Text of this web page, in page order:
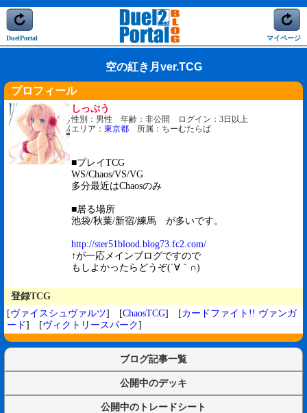
DuelPortal マイページ
空の紅き月ver.TCG
プロフィール
しっぷう
性別：男性 年齢：非公開 ログイン：3日以上
エリア： 東京都 所属：ちーむたらば
■プレイTCG
WS/Chaos/VS/VG
多分最近はChaosのみ
■居る場所
池袋/秋葉/新宿/練馬 が多いです。
http://ster51blood.blog73.fc2.com/
↑が一応メインブログですので
もしよかったらどうぞ(´∀｀∩)
登録TCG
[ヴァイスシュヴァルツ] [ChaosTCG] [カードファイト!! ヴァンガ
ード] [ヴィクトリースパーク]
ブログ記事一覧
公開中のデッキ
公開中のトレードシート